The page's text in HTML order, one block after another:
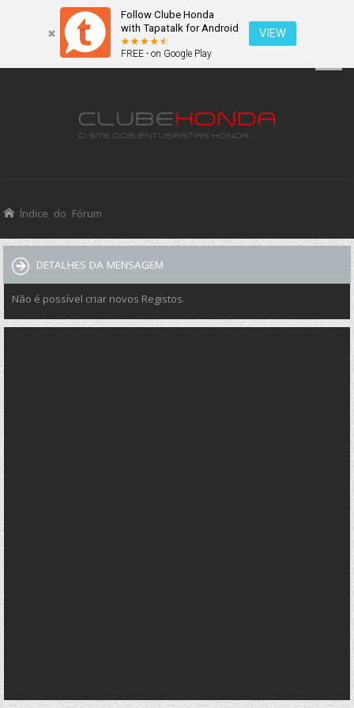
Follow Clube Honda
with Tapatalk for Android
FREE - on Google Play
VIEW
Índice do Fórum
DETALHES DA MENSAGEM
Não é possível criar novos Registos.